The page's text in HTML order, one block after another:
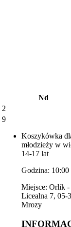
Nd
2
9
Koszykówka
młodzieży w
14-17 lat
Godzina: 10:00
Miejsce: Orlik -
Licealna 7, 05-
Mrozy